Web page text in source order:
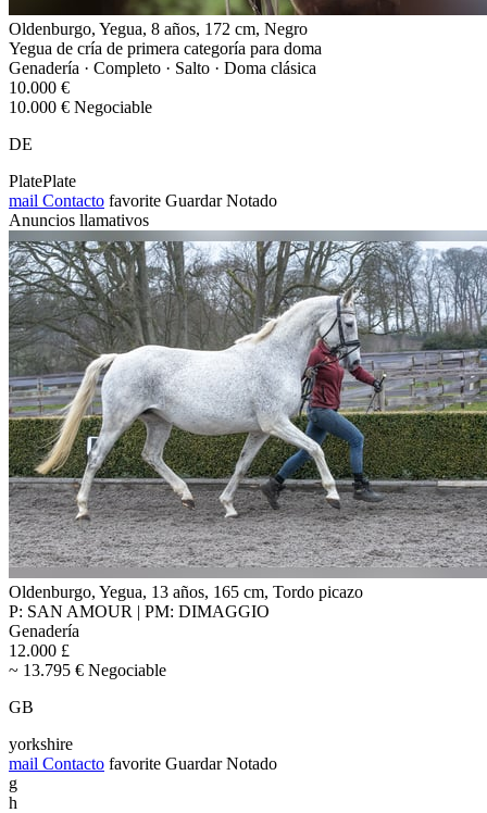
Oldenburgo, Yegua, 8 años, 172 cm, Negro
Yegua de cría de primera categoría para doma
Genadería · Completo · Salto · Doma clásica
10.000 €
10.000 € Negociable
DE
PlatePlate
mail Contacto favorite Guardar Notado
Anuncios llamativos
Oldenburgo, Yegua, 13 años, 165 cm, Tordo picazo
P: SAN AMOUR | PM: DIMAGGIO
Genadería
12.000 £
~ 13.795 € Negociable
GB
yorkshire
mail Contacto favorite Guardar Notado
g
h